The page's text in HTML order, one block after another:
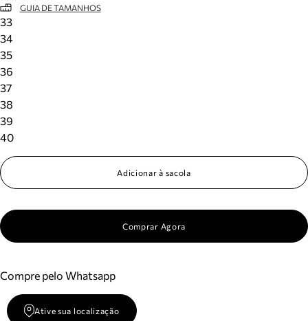
GUIA DE TAMANHOS
33
34
35
36
37
38
39
40
Adicionar à sacola
Comprar Agora
Compre pelo Whatsapp
Ative sua localização